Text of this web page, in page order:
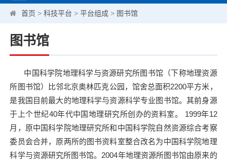
navigation
首页 >科技平台 >平台组成 > 图书馆
图书馆
中国科学院地理科学与资源研究所图书馆（下称地理资源
所图书馆）比邻北京奥林匹克公园，馆舍总面积2200平方米，
是我国目前最大的地理科学与资源科学专业图书馆。其前身源
于上个世纪40年代中国地理研究所创办的资料室。 1999年12
月，原中国科学院地理研究所和中国科学院自然资源综合考察
委员会合并，原两所的图书资料室整合改名为中国科学院地理
科学与资源研究所图书馆。 2004年地理资源所图书馆由原来的